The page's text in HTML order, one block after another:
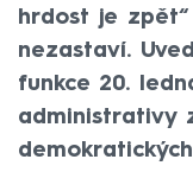
hrdost je
nezastaví.
funkce 20.
administrativy